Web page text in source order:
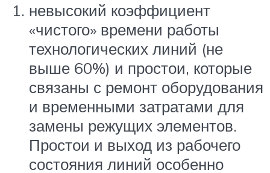
невысокий коэффициент
«чистого» времени работы
технологических линий (не
выше 60%) и простои, которые
связаны с ремонт оборудования
и временными затратами для
замены режущих элементов.
Простои и выход из рабочего
состояния линий особенно